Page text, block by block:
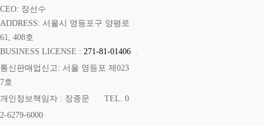
CEO: 장선수
ADDRESS: 서울시 영등포구 양평로
61, 408호
BUSINESS LICENSE : 271-81-01406
통신판매업신고: 서울 영등포 제023
7호
개인정보책임자 : 장종문
TEL. 0
2-6279-6000